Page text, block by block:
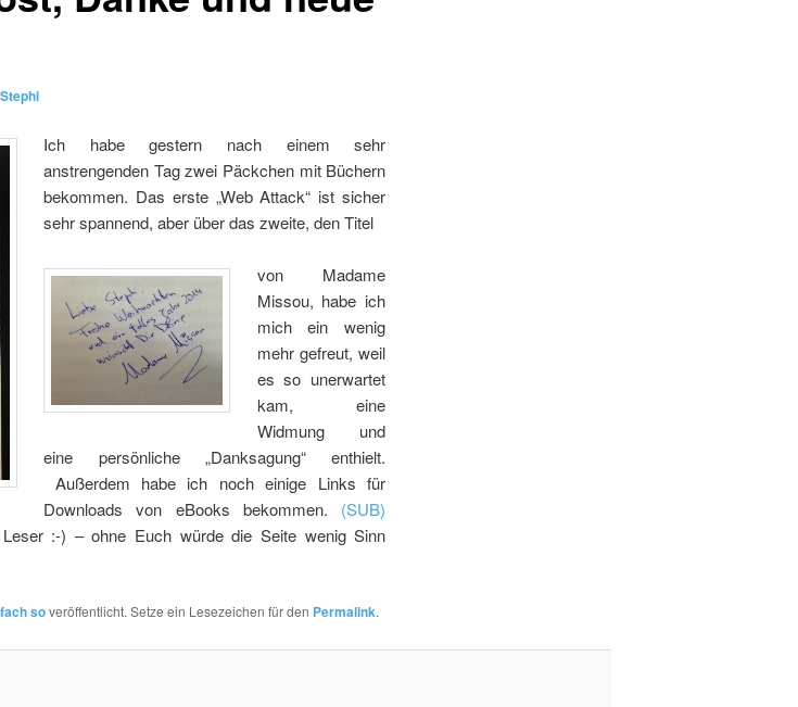
Stephi
Ich habe gestern nach einem sehr
anstrengenden Tag zwei Päckchen mit Büchern
bekommen. Das erste „Web Attack“ ist sicher
sehr spannend, aber über das zweite, den Titel
von Madame
Missou, habe ich
mich ein wenig
mehr gefreut, weil
es so unerwartet
kam, eine
Widmung und
eine persönliche „Danksagung“ enthielt.
Außerdem habe ich noch einige Links für
Downloads von eBooks bekommen. (SUB)
:-) – ohne Euch würde die Seite wenig Sinn
soveröffentlicht. Setze ein Lesezeichen für den Permalink.